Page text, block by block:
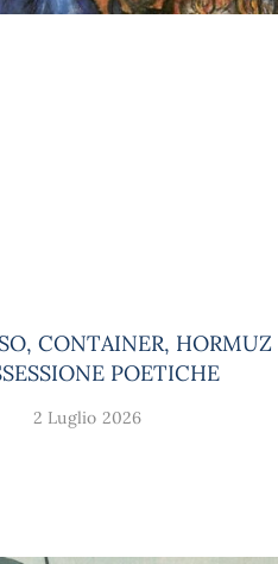
CONTAINER, HORMUZ
POETICHE
2 Luglio 2026